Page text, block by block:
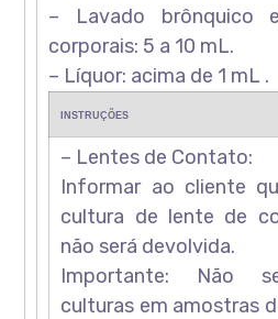
– Lavado brônquico
corporais: 5 a 10 mL.
– Líquor: acima de 1 mL .
INSTRUÇÕES
– Lentes de Contato:
Informar ao cliente
cultura de lente de
não será devolvida.
Importante: Não
culturas em amostras